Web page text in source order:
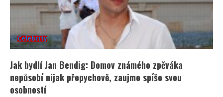
Celebrity
Jak bydlí Jan Bendig: Domov známého zpěváka
nepůsobí nijak přepychově, zaujme spíše svou
osobností